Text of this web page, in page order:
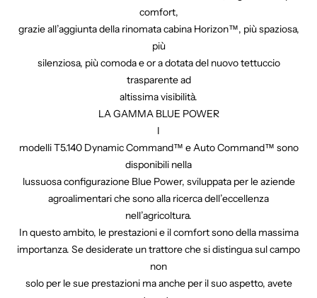
comfort,
grazie all’aggiunta della rinomata cabina Horizon™, più spaziosa,
più
silenziosa, più comoda e or a dotata del nuovo tettuccio
trasparente ad
altissima visibilità.
LA GAMMA BLUE POWER
I
modelli T5.140 Dynamic Command™ e Auto Command™ sono
disponibili nella
lussuosa configurazione Blue Power, sviluppata per le aziende
agroalimentari che sono alla ricerca dell’eccellenza
nell’agricoltura.
In questo ambito, le prestazioni e il comfort sono della massima
importanza. Se desiderate un trattore che si distingua sul campo
non
solo per le sue prestazioni ma anche per il suo aspetto, avete